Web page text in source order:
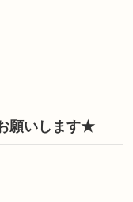
願いします★